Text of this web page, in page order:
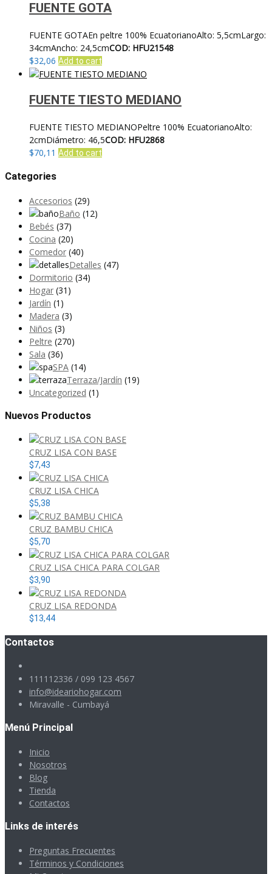
FUENTE GOTA
FUENTE GOTAEn peltre 100% EcuatorianoAlto: 5,5cmLargo:
34cmAncho: 24,5cmCOD: HFU21548
$32,06 Add to cart
FUENTE TIESTO MEDIANO
FUENTE TIESTO MEDIANOPeltre 100% EcuatorianoAlto:
2cmDiámetro: 46,5COD: HFU2868
$70,11 Add to cart
Categories
Accesorios (29)
Baño (12)
Bebés (37)
Cocina (20)
Comedor (40)
Detalles (47)
Dormitorio (34)
Hogar (31)
Jardín (1)
Madera (3)
Niños (3)
Peltre (270)
Sala (36)
SPA (14)
Terraza/Jardín (19)
Uncategorized (1)
Nuevos Productos
CRUZ LISA CON BASE
$7,43
CRUZ LISA CHICA
$5,38
CRUZ BAMBU CHICA
$5,70
CRUZ LISA CHICA PARA COLGAR
$3,90
CRUZ LISA REDONDA
$13,44
Contactos
111112336 / 099 123 4567
info@ideariohogar.com
Miravalle - Cumbayá
Menú Principal
Inicio
Nosotros
Blog
Tienda
Contactos
Links de interés
Preguntas Frecuentes
Términos y Condiciones